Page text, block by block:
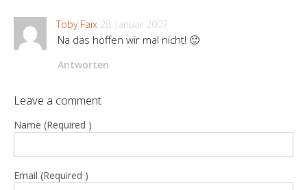
Toby Faix 28. Januar 2007
Na das hoffen wir mal nicht! 🙂
Antworten
Leave a comment
Name (Required )
Email (Required )